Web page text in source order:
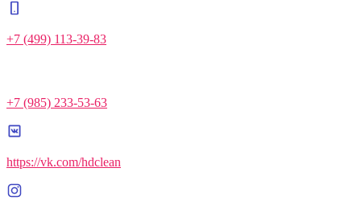
+7 (499) 113-39-83
+7 (985) 233-53-63
https://vk.com/hdclean